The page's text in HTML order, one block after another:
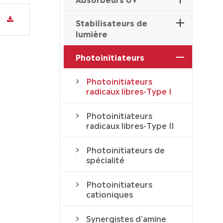
Stabilisateurs de
lumière
Photoinitiateurs
Photoinitiateurs
radicaux libres-Type I
Photoinitiateurs
radicaux libres-Type II
Photoinitiateurs de
spécialité
Photoinitiateurs
cationiques
Synergistes d'amine